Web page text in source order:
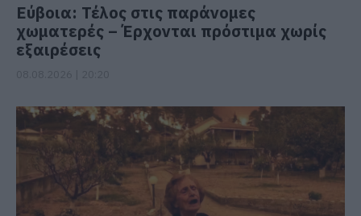
Εύβοια: Τέλος στις παράνομες
χωματερές – Έρχονται πρόστιμα χωρίς
εξαιρέσεις